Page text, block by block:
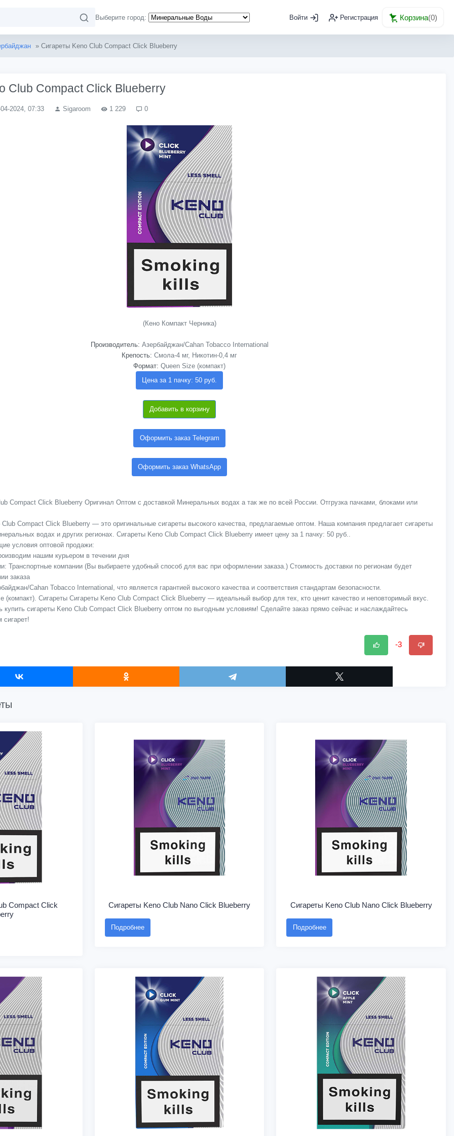
Выберите город: Войти Регистрация Корзина(0)
» Сигареты Keno Club Compact Click Blueberry
Club Compact Click Blueberry
2024, 07:33 Sigaroom 1 229 0
(Кено Компакт Черника)
Производитель: Азербайджан/Cahan Tobacco International
Крепость: Смола-4 мг, Никотин-0,4 мг
Формат: Queen Size (компакт)
Цена за 1 пачку: 50 руб.
Добавить в корзину
Оформить заказ Telegram
Оформить заказ WhatsApp
Compact Click Blueberry Оригинал Оптом с доставкой Минеральных водах а так же по всей России. Отгрузка пачками, блоками или
Compact Click Blueberry — это оригинальные сигареты высокого качества, предлагаемые оптом. Наша компания предлагает сигареты
водах и других регионах. Сигареты Keno Club Compact Click Blueberry имеет цену за 1 пачку: 50 руб..
условия оптовой продажи:
нашим курьером в течении дня
Транспортные компании (Вы выбираете удобный способ для вас при оформлении заказа.) Стоимость доставки по регионам будет
заказа
Cahan Tobacco International, что является гарантией высокого качества и соответствия стандартам безопасности.
(компакт). Сигареты Сигареты Keno Club Compact Click Blueberry — идеальный выбор для тех, кто ценит качество и неповторимый вкус.
купить сигареты Keno Club Compact Click Blueberry оптом по выгодным условиям! Сделайте заказ прямо сейчас и наслаждайтесь
сигарет!
-3
Compact Click
Сигареты Keno Club Nano Click Blueberry
Подробнее
Сигареты Keno Club Nano Click Blueberry
Подробнее